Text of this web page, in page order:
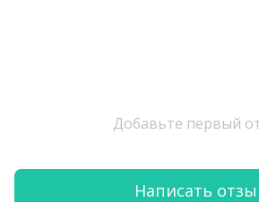
Добавьте первый
Написать